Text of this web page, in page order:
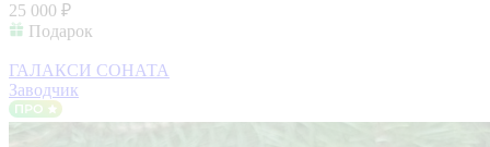
25 000 ₽
Подарок
ГАЛАКСИ СОНАТА
Заводчик